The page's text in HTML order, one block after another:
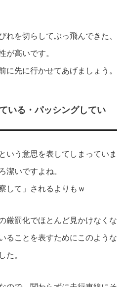
れを切らしてぶっ飛んできた、
が高いです。
に先に行かせてあげましょう。
いる・パッシングしてい
いう意思を表してしまっていま
潔いですよね。
して」されるよりもｗ
厳罰化でほとんど見かけなくな
ることを表すためにこのような
た。